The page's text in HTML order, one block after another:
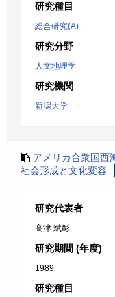
研究種目
総合研究(A)
研究分野
人文地理学
研究機関
新潟大学
アメリカ合衆国西
社会形成と文化変容
研究代表者
高津 斌彰
研究期間 (年度)
1989
研究種目